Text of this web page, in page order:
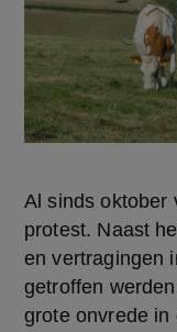
Al sinds oktober
protest. Naast
en vertragingen
getroffen
grote onvrede in